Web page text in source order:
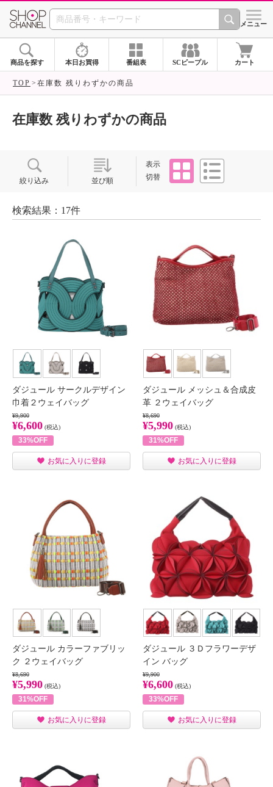
SHOP CHANNEL ショッ
メニュー
商品を探す 本日お買得 番組表 SCピープル カート
TOP 在庫数 残りわずかの商品
在庫数 残りわずかの商品
絞り込み 並び順
表示
切替
タイル
検索結果：17件
ダジュール サークルデザイン
巾着２ウェイバッグ
¥9,900
¥6,600 (税込)
33%OFF
お気に入りに登録
ダジュール メッシュ＆合成皮
革 ２ウェイバッグ
¥8,690
¥5,990 (税込)
31%OFF
お気に入りに登録
ダジュール カラーファブリッ
ク ２ウェイバッグ
¥8,690
¥5,990 (税込)
31%OFF
お気に入りに登録
ダジュール ３Ｄフラワーデザ
イン バッグ
¥9,900
¥6,600 (税込)
33%OFF
お気に入りに登録